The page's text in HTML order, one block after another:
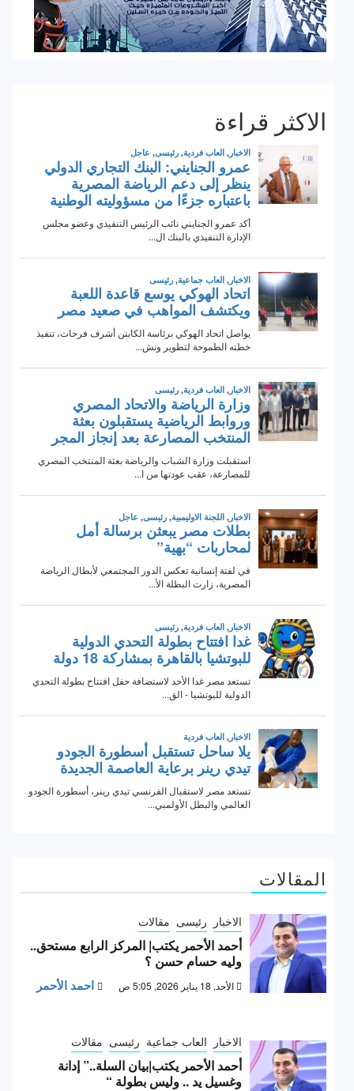
الاكثر قراءة
المقالات
الاخبار رئيسى مقالات
أحمد الأحمر يكتب| المركز الرابع مستحق..
وليه حسام حسن ؟
الأحد, 18 يناير 2026, 5:05 ص احمد الأحمر
الاخبار العاب جماعية رئيسى مقالات
أحمد الأحمر يكتب|بيان السلة..” إدانة
وغسيل يد .. وليس بطولة “